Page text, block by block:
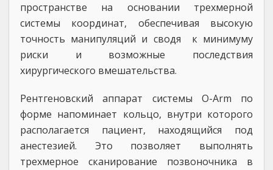
пространстве на основании трехмерной
системы координат, обеспечивая высокую
точность манипуляций и сводя к минимуму
риски и возможные последствия
хирургического вмешательства.
Рентгеновский аппарат системы O-Arm по
форме напоминает кольцо, внутри которого
располагается пациент, находящийся под
анестезией. Это позволяет выполнять
трехмерное сканирование позвоночника в